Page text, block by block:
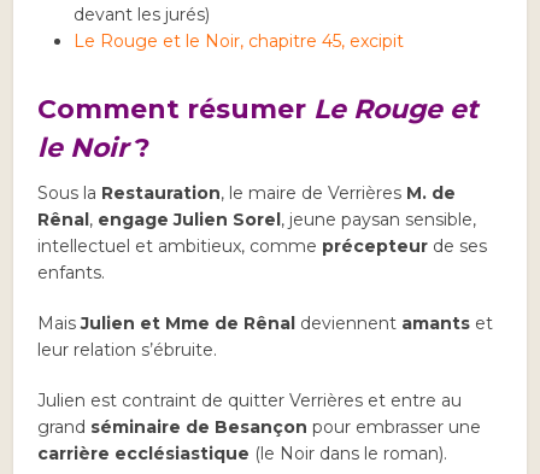
devant les jurés)
Le Rouge et le Noir, chapitre 45, excipit
Comment résumer Le Rouge et
le Noir?
Sous la Restauration, le maire de Verrières M. de
Rênal, engage Julien Sorel, jeune paysan sensible,
intellectuel et ambitieux, comme précepteur de ses
enfants.
MaisJulien et Mme de Rênal deviennent amants et
leur relation s’ébruite.
Julien est contraint de quitter Verrières et entre au
grand séminaire de Besançon pour embrasser une
carrière ecclésiastique (le Noir dans le roman).